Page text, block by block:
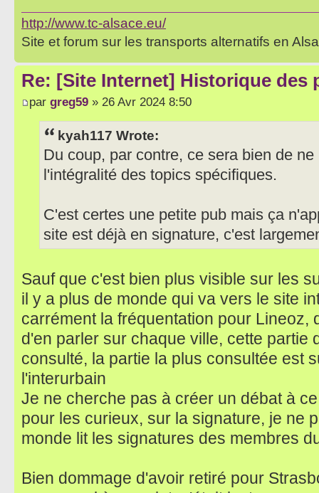
http://www.tc-alsace.eu/
Site et forum sur les transports alternatifs en
Re: [Site Internet] Historique des
par greg59 » 26 Avr 2024 8:50
kyah117 Wrote:
Du coup, par contre, ce sera bien de
l'intégralité des topics spécifiques.
C'est certes une petite pub mais ça
site est déjà en signature, c'est
Sauf que c'est bien plus visible sur les
il y a plus de monde qui va vers le site
carrément la fréquentation pour Lineoz,
d'en parler sur chaque ville, cette partie
consulté, la partie la plus consultée est
l'interurbain
Je ne cherche pas à créer un débat à
pour les curieux, sur la signature, je ne
monde lit les signatures des membres
Bien dommage d'avoir retiré pour